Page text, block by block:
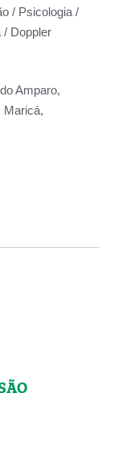
/ Psicologia /
/ Doppler
Amparo,
Maricá,